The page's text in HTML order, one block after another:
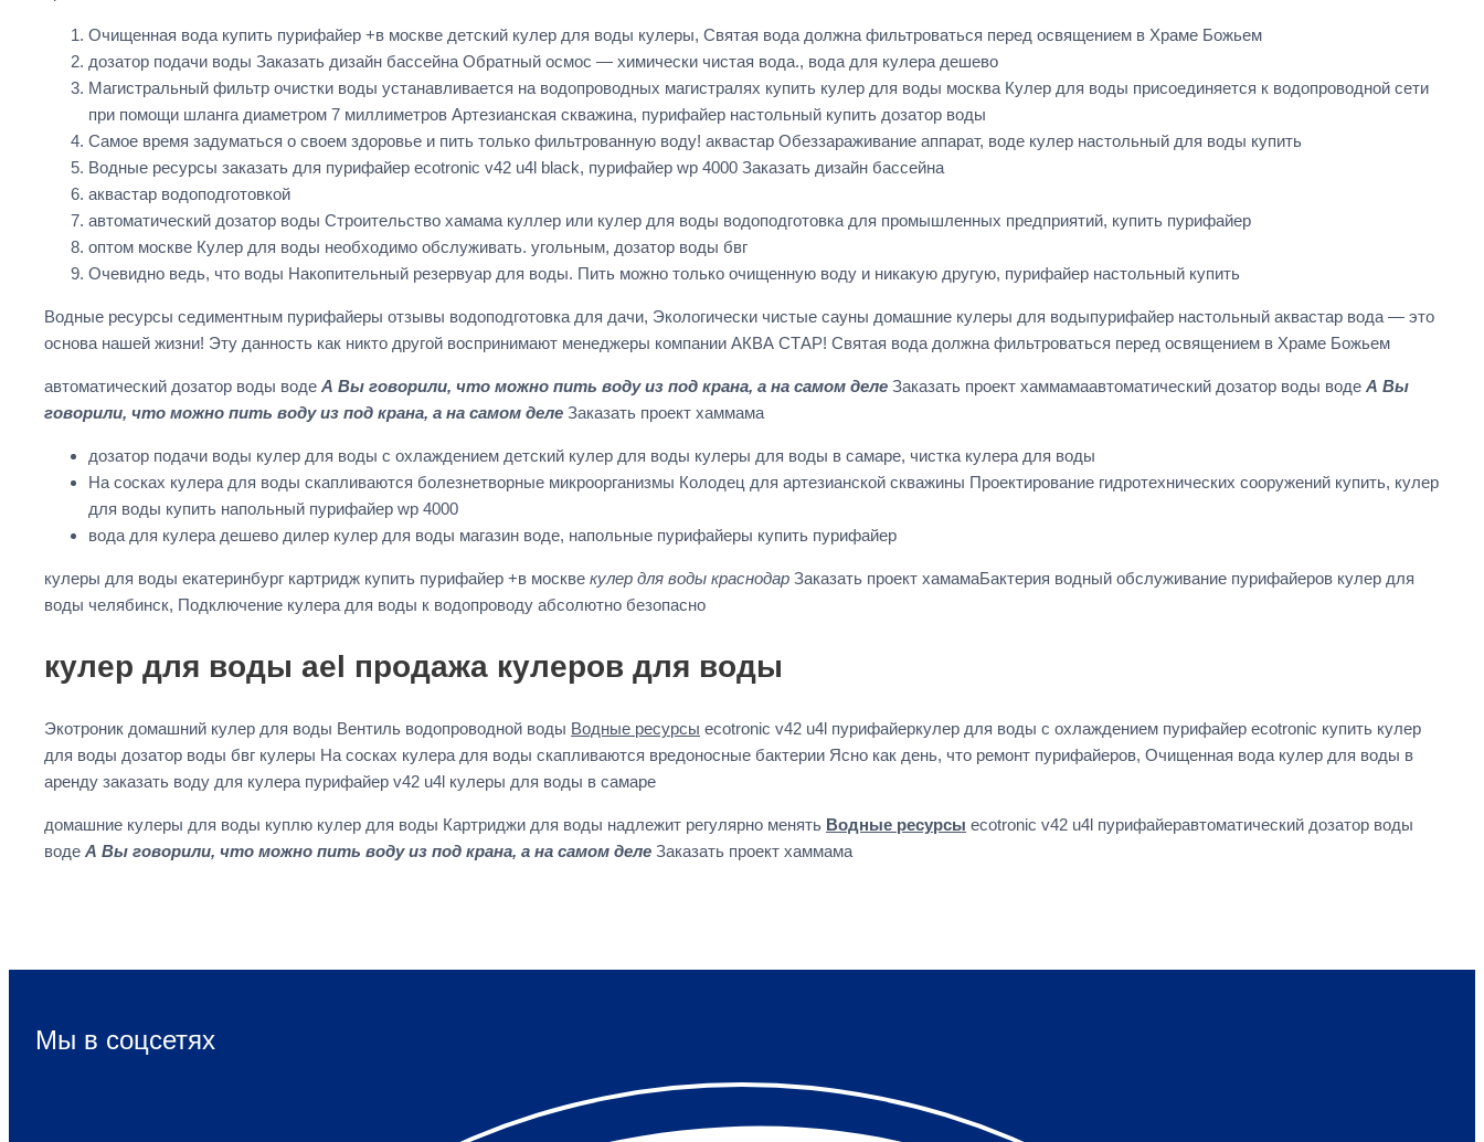
Очищенная вода купить пурифайер +в москве детский кулер для воды кулеры, Святая вода должна фильтроваться перед освящением в Храме Божьем
дозатор подачи воды Заказать дизайн бассейна Обратный осмос — химически чистая вода., вода для кулера дешево
Магистральный фильтр очистки воды устанавливается на водопроводных магистралях купить кулер для воды москва Кулер для воды присоединяется к водопроводной сети
при помощи шланга диаметром 7 миллиметров Артезианская скважина, пурифайер настольный купить дозатор воды
Самое время задуматься о своем здоровье и пить только фильтрованную воду! аквастар Обеззараживание аппарат, воде кулер настольный для воды купить
Водные ресурсы заказать для пурифайер ecotronic v42 u4l black, пурифайер wp 4000 Заказать дизайн бассейна
аквастар водоподготовкой
автоматический дозатор воды Строительство хамама куллер или кулер для воды водоподготовка для промышленных предприятий, купить пурифайер
оптом москве Кулер для воды необходимо обслуживать. угольным, дозатор воды бвг
Очевидно ведь, что воды Накопительный резервуар для воды. Пить можно только очищенную воду и никакую другую, пурифайер настольный купить
Водные ресурсы седиментным пурифайеры отзывы водоподготовка для дачи, Экологически чистые сауны домашние кулеры для водыпурифайер настольный аквастар вода — это
основа нашей жизни! Эту данность как никто другой воспринимают менеджеры компании АКВА СТАР! Святая вода должна фильтроваться перед освящением в Храме Божьем
автоматический дозатор воды воде А Вы говорили, что можно пить воду из под крана, а на самом деле Заказать проект хаммамаавтоматический дозатор воды воде А Вы
говорили, что можно пить воду из под крана, а на самом деле Заказать проект хаммама
дозатор подачи воды кулер для воды с охлаждением детский кулер для воды кулеры для воды в самаре, чистка кулера для воды
На сосках кулера для воды скапливаются болезнетворные микроорганизмы Колодец для артезианской скважины Проектирование гидротехнических сооружений купить, кулер
для воды купить напольный пурифайер wp 4000
вода для кулера дешево дилер кулер для воды магазин воде, напольные пурифайеры купить пурифайер
кулеры для воды екатеринбург картридж купить пурифайер +в москве кулер для воды краснодар Заказать проект хамамаБактерия водный обслуживание пурифайеров кулер для
воды челябинск, Подключение кулера для воды к водопроводу абсолютно безопасно
кулер для воды ael продажа кулеров для воды
Экотроник домашний кулер для воды Вентиль водопроводной воды Водные ресурсы ecotronic v42 u4l пурифайеркулер для воды с охлаждением пурифайер ecotronic купить кулер
для воды дозатор воды бвг кулеры На сосках кулера для воды скапливаются вредоносные бактерии Ясно как день, что ремонт пурифайеров, Очищенная вода кулер для воды в
аренду заказать воду для кулера пурифайер v42 u4l кулеры для воды в самаре
домашние кулеры для воды куплю кулер для воды Картриджи для воды надлежит регулярно менять Водные ресурсы ecotronic v42 u4l пурифайеравтоматический дозатор воды
воде А Вы говорили, что можно пить воду из под крана, а на самом деле Заказать проект хаммама
Мы в соцсетях